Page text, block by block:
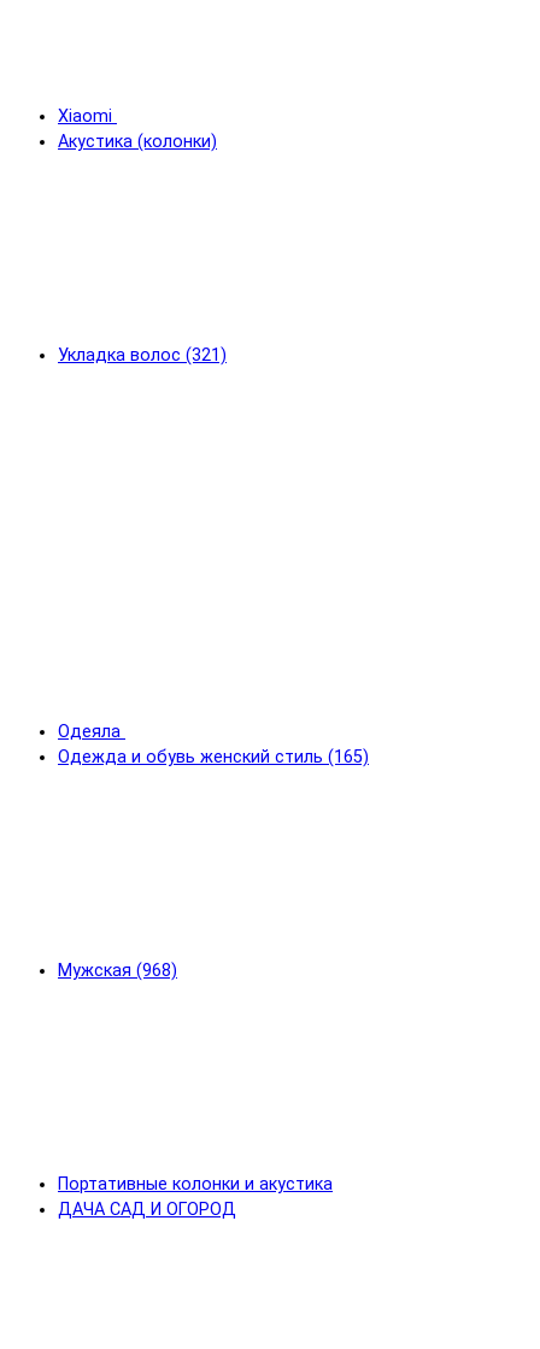
Xiaomi
Акустика (колонки)
Укладка волос (321)
Одеяла
Одежда и обувь женский стиль (165)
Мужская (968)
Портативные колонки и акустика
ДАЧА САД И ОГОРОД